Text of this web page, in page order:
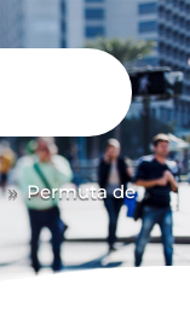
9 Permuta de